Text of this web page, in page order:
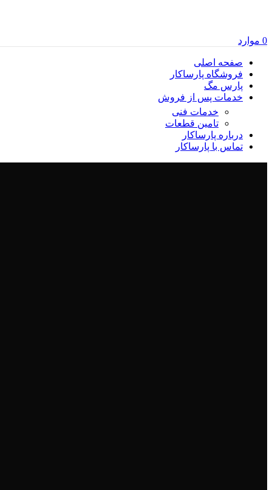
0 موارد
صفحه اصلی
فروشگاه پارساکار
پارس مگ
خدمات پس از فروش
خدمات فنی
تامین قطعات
درباره پارساکار
تماس با پارساکار